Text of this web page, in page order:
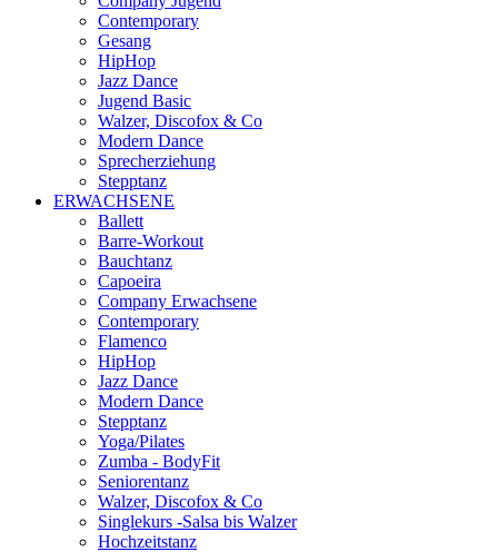
Contemporary
Gesang
HipHop
Jazz Dance
Jugend Basic
Walzer, Discofox & Co
Modern Dance
Sprecherziehung
Stepptanz
ERWACHSENE
Ballett
Barre-Workout
Bauchtanz
Capoeira
Company Erwachsene
Contemporary
Flamenco
HipHop
Jazz Dance
Modern Dance
Stepptanz
Yoga/Pilates
Zumba - BodyFit
Seniorentanz
Walzer, Discofox & Co
Singlekurs -Salsa bis Walzer
Hochzeitstanz